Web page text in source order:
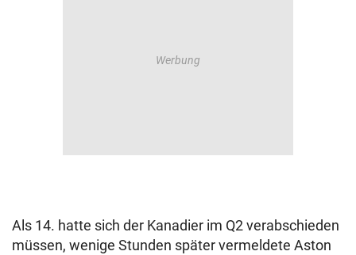
Als 14. hatte sich der Kanadier im Q2 verabschieden
müssen, wenige Stunden später vermeldete Aston